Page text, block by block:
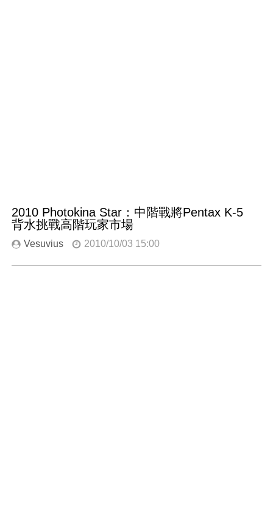
2010 Photokina Star：中階戰將Pentax K-5
背水挑戰高階玩家市場
Vesuvius 2010/10/03 15:00